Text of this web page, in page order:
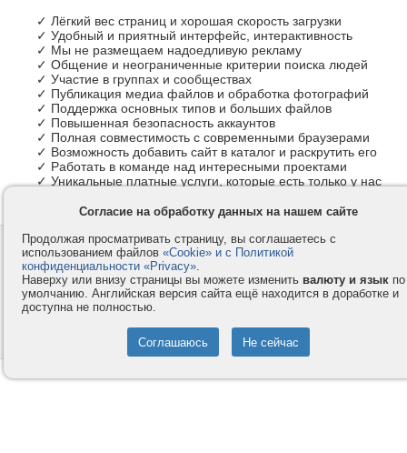
✓ Лёгкий вес страниц и хорошая скорость загрузки
✓ Удобный и приятный интерфейс, интерактивность
✓ Мы не размещаем надоедливую рекламу
✓ Общение и неограниченные критерии поиска людей
✓ Участие в группах и сообществах
✓ Публикация медиа файлов и обработка фотографий
✓ Поддержка основных типов и больших файлов
✓ Повышенная безопасность аккаунтов
✓ Полная совместимость с современными браузерами
✓ Возможность добавить сайт в каталог и раскрутить его
✓ Работать в команде над интересными проектами
✓ Уникальные платные услуги, которые есть только у нас
Контакты
Компания
Privacy и Cookie
Услуги
Как оплатить
Помощь
© 2008-2026
- Все права защищены.
Согласие на обработку данных на нашем сайте
Продолжая просматривать страницу, вы соглашаетесь с
использованием файлов «Cookie» и с Политикой
конфиденциальности «Privacy».
Наверху или внизу страницы вы можете изменить валюту и язык по
умолчанию. Английская версия сайта ещё находится в доработке и
доступна не полностью.